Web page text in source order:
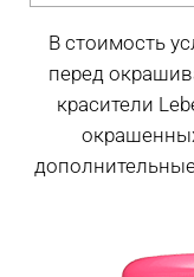
В стоимость
перед
красители